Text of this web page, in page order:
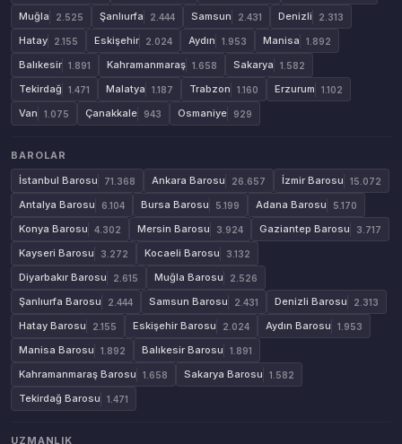
Muğla 2.525 Şanlıurfa 2.444 Samsun 2.431 Denizli 2.313
Hatay 2.155 Eskişehir 2.024 Aydın 1.953 Manisa 1.892
Balıkesir 1.891 Kahramanmaraş 1.658 Sakarya 1.582
Tekirdağ 1.471 Malatya 1.187 Trabzon 1.160 Erzurum 1.102
Van 1.075 Çanakkale 943 Osmaniye 929
BAROLAR
İstanbul Barosu
71.368 Ankara Barosu 26.657 İzmir Barosu 15.072
Antalya Barosu 6.104 Bursa Barosu 5.199 Adana Barosu 5.170
Konya Barosu 4.302 Mersin Barosu 3.924 Gaziantep Barosu 3.717
Kayseri Barosu 3.272 Kocaeli Barosu 3.132
Diyarbakır Barosu 2.615 Muğla Barosu 2.526
Şanlıurfa Barosu 2.444 Samsun Barosu 2.431 Denizli Barosu 2.313
Hatay Barosu 2.155 Eskişehir Barosu 2.024 Aydın Barosu 1.953
Manisa Barosu 1.892 Balıkesir Barosu 1.891
Kahramanmaraş Barosu 1.658 Sakarya Barosu 1.582
Tekirdağ Barosu 1.471
UZMANLIK